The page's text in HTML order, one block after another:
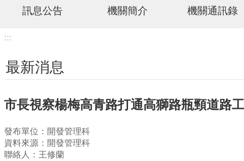
訊息公告 機關簡介 機關通訊錄
:::
最新消息
市長視察楊梅高青路打通高獅路瓶頸道
發布單位：開發管理科
資料來源：開發管理科
聯絡人：王修蘭